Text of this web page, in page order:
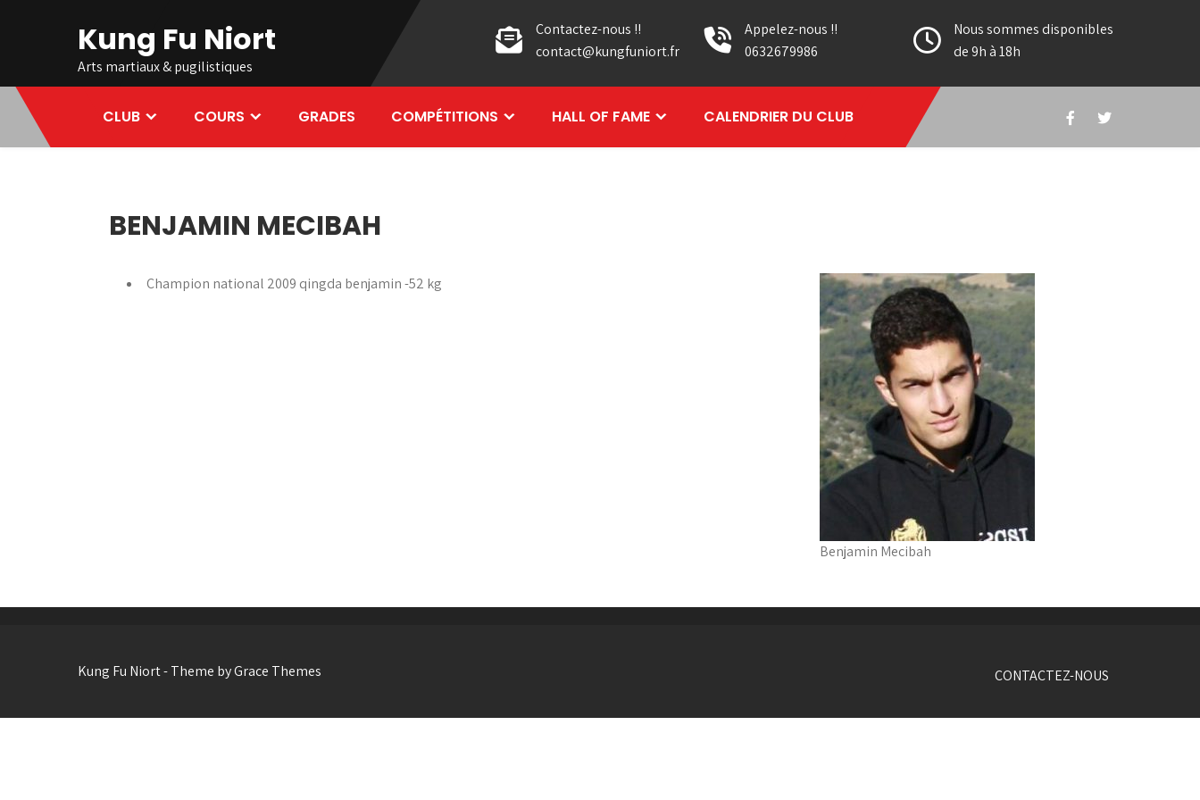
Kung Fu Niort
Arts martiaux & pugilistiques
Contactez-nous !!
contact@kungfuniort.fr
Appelez-nous !!
0632679986
Nous sommes disponibles
de 9h à 18h
CLUB COURS GRADES COMPÉTITIONS HALL OF FAME CALENDRIER DU CLUB
BENJAMIN MECIBAH
Champion national 2009 qingda benjamin -52 kg
Benjamin Mecibah
Kung Fu Niort - Theme by Grace Themes CONTACTEZ-NOUS